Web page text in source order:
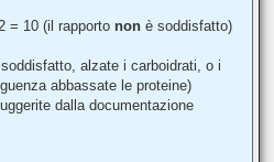
= 10 (il rapporto non è soddisfatto)
alzate i carboidrati, o i
abbassate le proteine)
dalla documentazione